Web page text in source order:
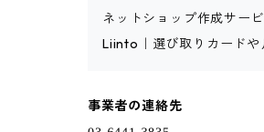
ネットショップ作成サー
Liinto｜選び取りカードや
事業者の連絡先